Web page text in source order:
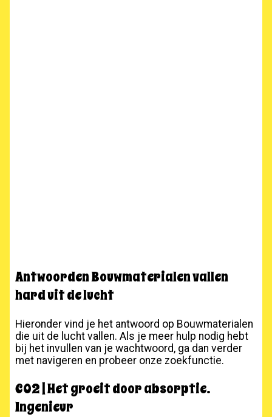
Antwoorden Bouwmaterialen vallen
hard uit de lucht
Hieronder vind je het antwoord op Bouwmaterialen
die uit de lucht vallen. Als je meer hulp nodig hebt
bij het invullen van je wachtwoord, ga dan verder
met navigeren en probeer onze zoekfunctie.
CO2 | Het groeit door absorptie.
Ingenieur